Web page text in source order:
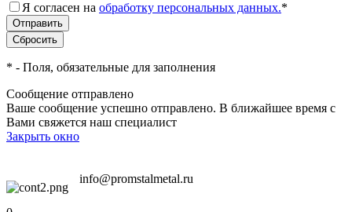
Я согласен на обработку персональных данных.*
* - Поля, обязательные для заполнения
Сообщение отправлено
Ваше сообщение успешно отправлено. В ближайшее время с
Вами свяжется наш специалист
Закрыть окно
info@promstalmetal.ru